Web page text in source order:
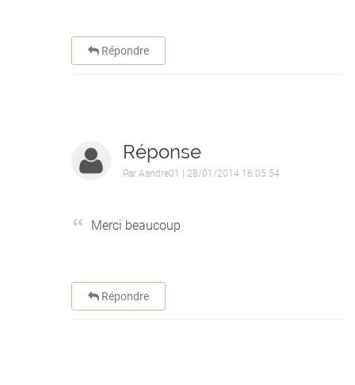
Répondre
Réponse
Par Aandre01 | 28/01/2014 16:05:54
Merci beaucoup
Répondre